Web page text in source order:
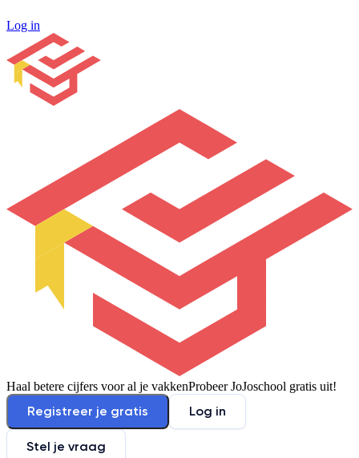
Log in
Haal betere cijfers voor al je vakkenProbeer JoJoschool gratis uit!
Registreer je gratis Log in
Stel je vraag